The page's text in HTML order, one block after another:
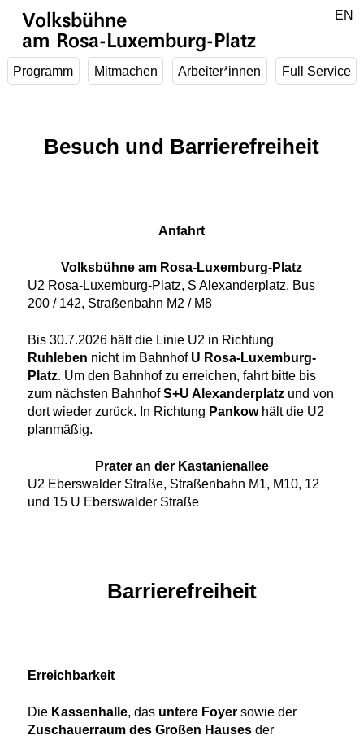
Volksbühne
am Rosa-Luxemburg-Platz
Programm Mitmachen Arbeiter*innen Full Service
DE
EN
Besuch und Barrierefreiheit
Anfahrt
Volksbühne am Rosa-Luxemburg-Platz
U2 Rosa-Luxemburg-Platz, S Alexanderplatz, Bus
200 / 142, Straßenbahn M2 / M8
Bis 30.7.2026 hält die Linie U2 in Richtung
Ruhleben nicht im Bahnhof U Rosa-Luxemburg-
Platz. Um den Bahnhof zu erreichen, fahrt bitte bis
zum nächsten BahnhofS+U Alexanderplatzund von
dort wieder zurück. In Richtung Pankowhält die U2
planmäßig.
Prater an der Kastanienallee
U2 Eberswalder Straße, Straßenbahn M1, M10, 12
und 15 U Eberswalder Straße
Barrierefreiheit
Erreichbarkeit
Die Kassenhalle, das untere Foyersowie der
Zuschauerraum des Großen Hausesder